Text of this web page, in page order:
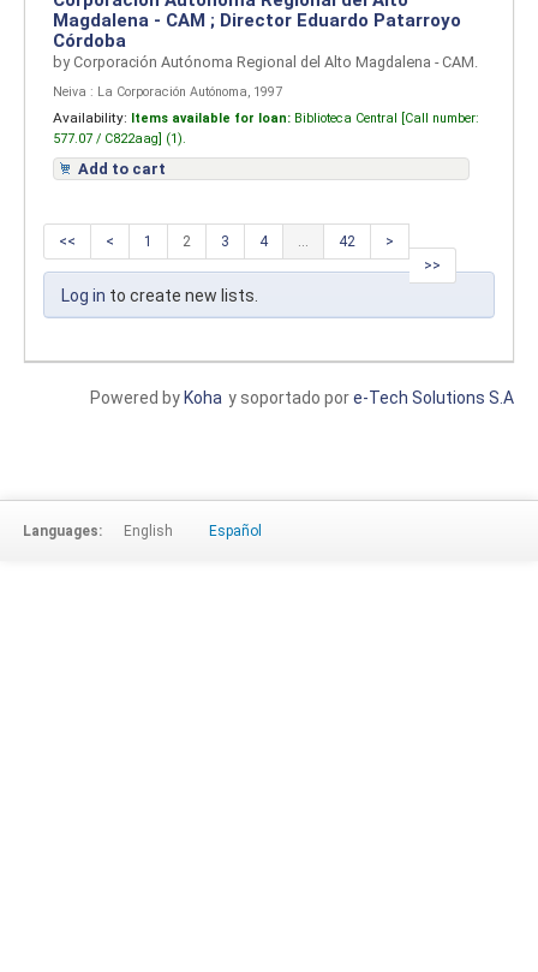
Magdalena - CAM ; Director Eduardo Patarroyo
Córdoba
by Corporación Autónoma Regional del Alto Magdalena - CAM.
Neiva : La Corporación Autónoma, 1997
Availability: Items available for loan: Biblioteca Central [Call number:
577.07 / C822aag] (1).
Add to cart
<< < 1 2 3 4 ... 42
>
>>
Log in to create new lists.
y soportado pore-Tech Solutions S.A
Powered by Koha
Languages: English Español